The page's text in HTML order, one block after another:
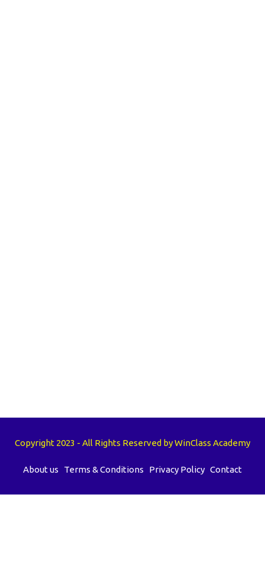
Copyright 2023 - All Rights Reserved by WinClass Academy
About us Terms & Conditions Privacy Policy Contact